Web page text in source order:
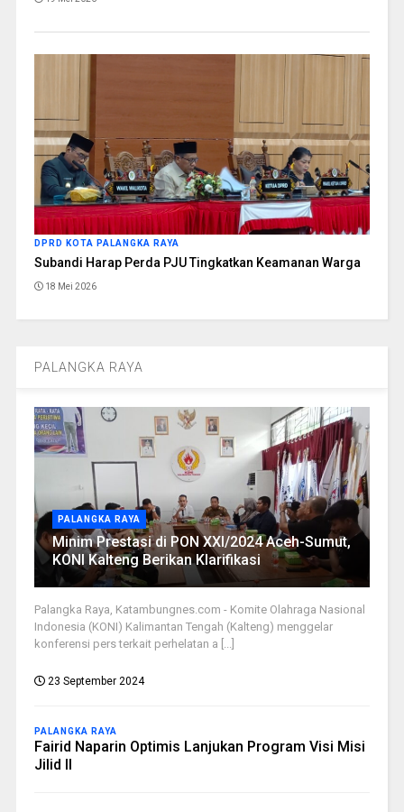
DPRD KOTA PALANGKA RAYA
Subandi Harap Perda PJU Tingkatkan Keamanan Warga
18 Mei 2026
PALANGKA RAYA
PALANGKA RAYA
Minim Prestasi di PON XXI/2024 Aceh-Sumut,
KONI Kalteng Berikan Klarifikasi
Palangka Raya, Katambungnes.com - Komite Olahraga Nasional
Indonesia (KONI) Kalimantan Tengah (Kalteng) menggelar
konferensi pers terkait perhelatan a [...]
23 September 2024
PALANGKA RAYA
Fairid Naparin Optimis Lanjukan Program Visi Misi
Jilid II